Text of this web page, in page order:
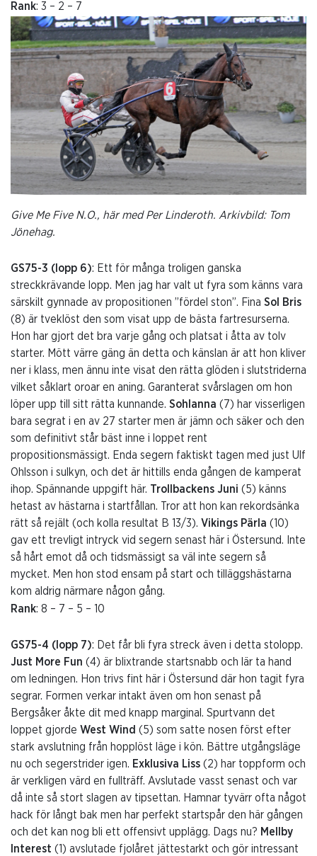
Rank: 3 – 2 – 7
Give Me Five N.O., här med Per Linderoth. Arkivbild: Tom
Jönehag.
GS75-3 (lopp 6): Ett för många troligen ganska
streckkrävande lopp. Men jag har valt ut fyra som känns vara
särskilt gynnade av propositionen ”fördel ston”. Fina Sol Bris
(8) är tveklöst den som visat upp de bästa fartresurserna.
Hon har gjort det bra varje gång och platsat i åtta av tolv
starter. Mött värre gäng än detta och känslan är att hon kliver
ner i klass, men ännu inte visat den rätta glöden i slutstriderna
vilket såklart oroar en aning. Garanterat svårslagen om hon
löper upp till sitt rätta kunnande. Sohlanna (7) har visserligen
bara segrat i en av 27 starter men är jämn och säker och den
som definitivt står bäst inne i loppet rent
propositionsmässigt. Enda segern faktiskt tagen med just Ulf
Ohlsson i sulkyn, och det är hittills enda gången de kamperat
ihop. Spännande uppgift här. Trollbackens Juni (5) känns
hetast av hästarna i startfållan. Tror att hon kan rekordsänka
rätt så rejält (och kolla resultat B 13/3). Vikings Pärla (10)
gav ett trevligt intryck vid segern senast här i Östersund. Inte
så hårt emot då och tidsmässigt sa väl inte segern så
mycket. Men hon stod ensam på start och tilläggshästarna
kom aldrig närmare någon gång.
Rank: 8 – 7 – 5 – 10
GS75-4 (lopp 7): Det får bli fyra streck även i detta stolopp.
Just More Fun (4) är blixtrande startsnabb och lär ta hand
om ledningen. Hon trivs fint här i Östersund där hon tagit fyra
segrar. Formen verkar intakt även om hon senast på
Bergsåker åkte dit med knapp marginal. Spurtvann det
loppet gjorde West Wind (5) som satte nosen först efter
stark avslutning från hopplöst läge i kön. Bättre utgångsläge
nu och segerstrider igen. Exklusiva Liss (2) har toppform och
är verkligen värd en fullträff. Avslutade vasst senast och var
då inte så stort slagen av tipsettan. Hamnar tyvärr ofta något
hack för långt bak men har perfekt startspår den här gången
och det kan nog bli ett offensivt upplägg. Dags nu? Mellby
Interest (1) avslutade fjolåret jättestarkt och gör intressant